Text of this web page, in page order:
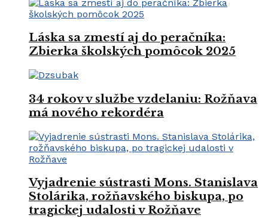
Láska sa zmestí aj do peračníka:
Zbierka školských pomôcok 2025
34 rokov v službe vzdelaniu: Rožňava
má nového rekordéra
Vyjadrenie sústrasti Mons. Stanislava
Stolárika, rožňavského biskupa, po
tragickej udalosti v Rožňave